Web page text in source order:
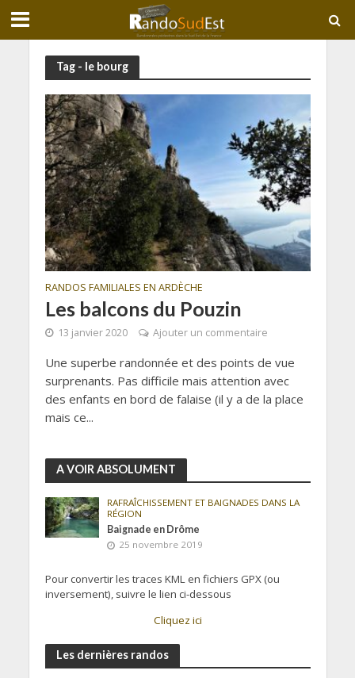
Tag - le bourg
RANDOS FAMILIALES EN ARDÈCHE
Les balcons du Pouzin
13 janvier 2020 Ajouter un commentaire
Une superbe randonnée et des points de vue
surprenants. Pas difficile mais attention avec
des enfants en bord de falaise (il y a de la place
mais ce...
A VOIR ABSOLUMENT
RAFRAÎCHISSEMENT ET BAIGNADES DANS LA
RÉGION
Baignade en Drôme
25 novembre 2019
Pour convertir les traces KML en fichiers GPX (ou
inversement), suivre le lien ci-dessous
Cliquez ici
Les dernières randos